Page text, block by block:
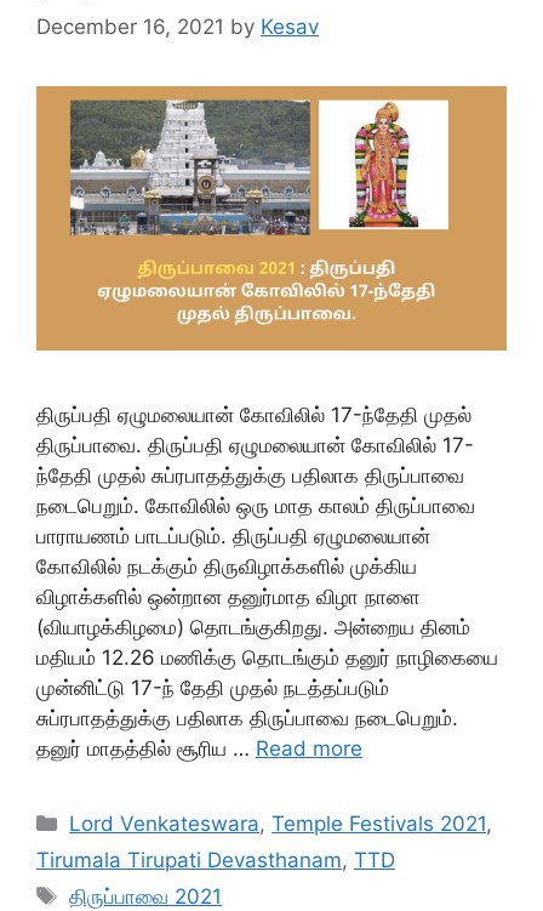
December 16, 2021 by Kesav
திருப்பதி ஏழுமலையான் கோவிலில் 17-ந்தேதி முதல்
திருப்பாவை. திருப்பதி ஏழுமலையான் கோவிலில் 17-
ந்தேதி முதல் சுப்ரபாதத்துக்கு பதிலாக திருப்பாவை
நடைபெறும். கோவிலில் ஒரு மாத காலம் திருப்பாவை
பாராயணம் பாடப்படும். திருப்பதி ஏழுமலையான்
கோவிலில் நடக்கும் திருவிழாக்களில் முக்கிய
விழாக்களில் ஒன்றான தனுர்மாத விழா நாளை
(வியாழக்கிழமை) தொடங்குகிறது. அன்றைய தினம்
மதியம் 12.26 மணிக்கு தொடங்கும் தனுர் நாழிகையை
முன்னிட்டு 17-ந் தேதி முதல் நடத்தப்படும்
சுப்ரபாதத்துக்கு பதிலாக திருப்பாவை நடைபெறும்.
தனுர் மாதத்தில் சூரிய … Read more
Categories
Lord Venkateswara,Temple Festivals 2021,
Tirumala Tirupati Devasthanam, TTD
Tags
திருப்பாவை 2021